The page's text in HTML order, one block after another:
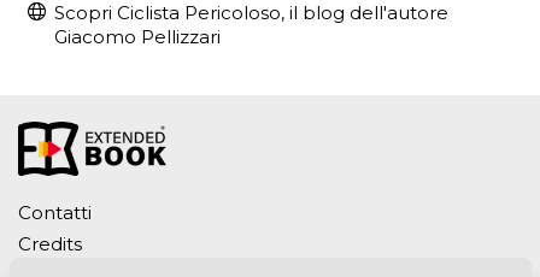
Scopri Ciclista Pericoloso, il blog dell'autore
Giacomo Pellizzari
Contatti
Credits